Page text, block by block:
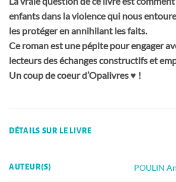
enfants dans la violence qui nous
les protéger en annihilant les faits.
Ce roman est une pépite pour engager
lecteurs des échanges constructifs et
Un coup de coeur d’Opalivres ♥ !
DÉTAILS SUR LE LIVRE
AUTEUR(S) POULIN